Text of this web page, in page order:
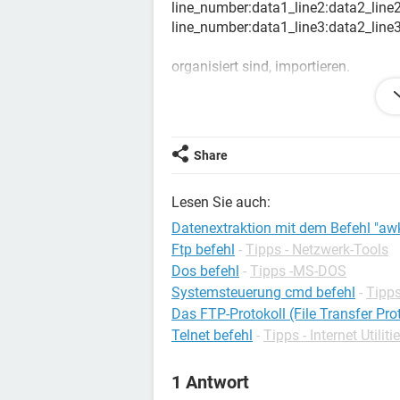
organisiert sind, importieren.
ich will jeweils eine Zeile
var='cat ${/home/jpassema/
"$line_number}" var=$2;}END{print
Aber ich bekomme einen
./test_awk.sh: line 26: syntax error
${/home/jpassema/test_awk.txt} |
{server=$2;}END{print server}''
Ich danke euch im Voraus für eure
Share
Lesen Sie auch:
Datenextraktion mit dem Befehl
Ftp befehl - Tipps - Netzwerk-Tools
Dos befehl - Tipps -MS-DOS
Systemsteuerung cmd befehl -
Das FTP-Protokoll (File Transfer
Telnet befehl - Tipps - Internet
1 Antwort